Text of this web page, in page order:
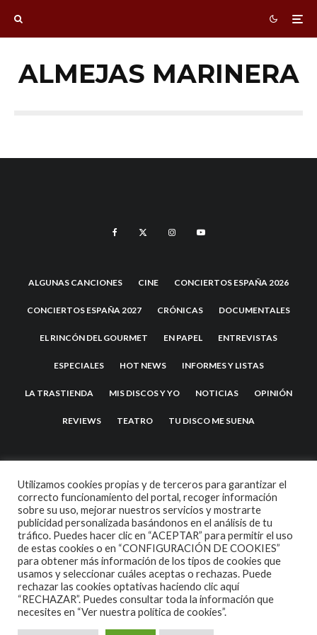
ALMEJAS MARINERA
ALGUNAS CANCIONES CINE CONCIERTOS ESPAÑA 2026
CONCIERTOS ESPAÑA 2027 CRÓNICAS DOCUMENTALES
EL RINCÓN DEL GOURMET EN PAPEL ENTREVISTAS
ESPECIALES HOT NEWS INFORMES Y LISTAS
LA TRASTIENDA MIS DISCOS Y YO NOTICIAS OPINIÓN
REVIEWS TEATRO TU DISCO ME SUENA
2007 COPYRIGHT -CODETIPITHEME
Utilizamos cookies propias y de terceros para garantizar el
correcto funcionamiento del portal, recoger información
sobre su uso, mejorar nuestros servicios y mostrarte
publicidad personalizada basándonos en el análisis de tu
tráfico. Puedes hacer clic en “ACEPTAR” para permitir el uso
de estas cookies o en “CONFIGURACIÓN DE COOKIES”
para obtener más información de los tipos de cookies que
usamos y seleccionar cuáles aceptas o rechazas. Puede
rechazar las cookies optativas haciendo clic aquí
“RECHAZAR”. Puedes consultar toda la información que
necesites en “Ver nuestra política de cookies”.